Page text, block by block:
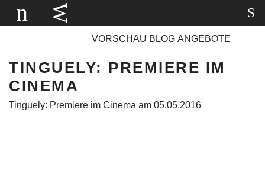
KINOS
VORSCHAU BLOG ANGEBOTE
TINGUELY: PREMIERE IM
CINEMA
Tinguely: Premiere im Cinema am 05.05.2016